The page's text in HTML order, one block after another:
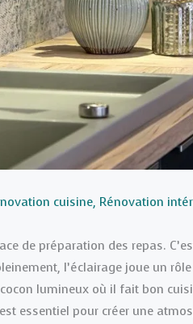
cuisine, Rénovation
de préparation des repas.
l’éclairage joue un
lumineux où il fait bon
essentiel pour créer une